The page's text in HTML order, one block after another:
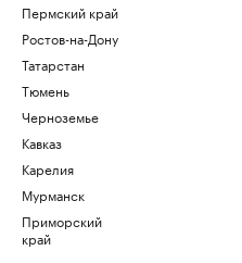
Пермский край
Ростов-на-Дону
Татарстан
Тюмень
Черноземье
Кавказ
Карелия
Мурманск
Приморский
край